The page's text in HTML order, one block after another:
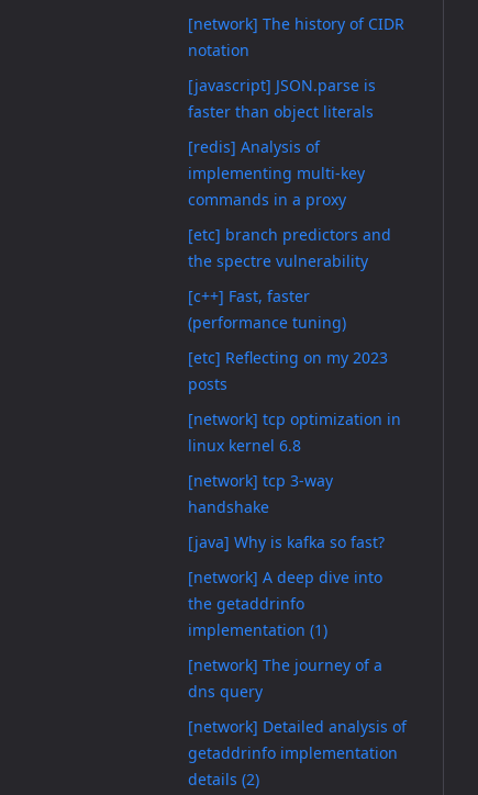
[network] The history of CIDR
notation
[javascript] JSON.parse is
faster than object literals
[redis] Analysis of
implementing multi-key
commands in a proxy
[etc] branch predictors and
the spectre vulnerability
[c++] Fast, faster
(performance tuning)
[etc] Reflecting on my 2023
posts
[network] tcp optimization in
linux kernel 6.8
[network] tcp 3-way
handshake
[java] Why is kafka so fast?
[network] A deep dive into
the getaddrinfo
implementation (1)
[network] The journey of a
dns query
[network] Detailed analysis of
getaddrinfo implementation
details (2)